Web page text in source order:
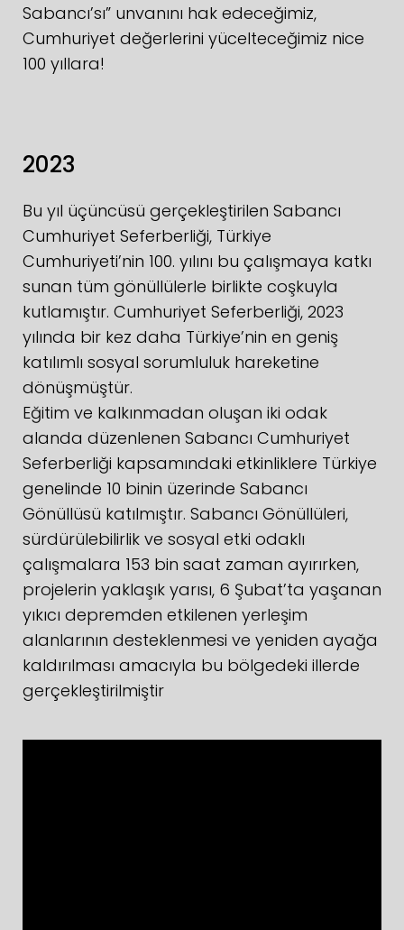
Sabancı’sı” unvanını hak edeceğimiz,
Cumhuriyet değerlerini yücelteceğimiz nice
100 yıllara!
2023
Bu yıl üçüncüsü gerçekleştirilen Sabancı
Cumhuriyet Seferberliği, Türkiye
Cumhuriyeti’nin 100. yılını bu çalışmaya katkı
sunan tüm gönüllülerle birlikte coşkuyla
kutlamıştır. Cumhuriyet Seferberliği, 2023
yılında bir kez daha Türkiye’nin en geniş
katılımlı sosyal sorumluluk hareketine
dönüşmüştür.
Eğitim ve kalkınmadan oluşan iki odak
alanda düzenlenen Sabancı Cumhuriyet
Seferberliği kapsamındaki etkinliklere Türkiye
genelinde 10 binin üzerinde Sabancı
Gönüllüsü katılmıştır. Sabancı Gönüllüleri,
sürdürülebilirlik ve sosyal etki odaklı
çalışmalara 153 bin saat zaman ayırırken,
projelerin yaklaşık yarısı, 6 Şubat’ta yaşanan
yıkıcı depremden etkilenen yerleşim
alanlarının desteklenmesi ve yeniden ayağa
kaldırılması amacıyla bu bölgedeki illerde
gerçekleştirilmiştir